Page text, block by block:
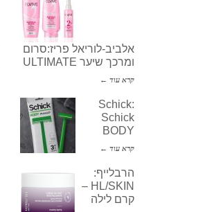
אלביב-לוריאל פריז:סרום
ומרכך שיער ULTIMATE
קרא עוד ←
Schick:
Schick
BODY
קרא עוד ←
הרבלייף:
HL/SKIN –
קרם לילה